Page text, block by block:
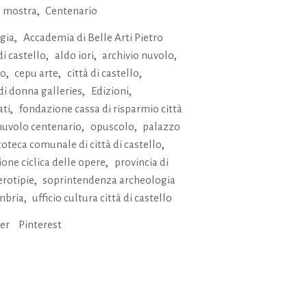
mostra,Centenario
, Accademia di Belle Arti Pietro
castello, aldo iori, archivio nuvolo,
,cepu arte, città di castello,
donna galleries, Edizioni,
, fondazione cassa di risparmio città
centenario, opuscolo, palazzo
comunale di città di castello,
ciclica delle opere,
provincia di
,soprintendenza archeologia
,ufficio cultura città di castello
Pinterest